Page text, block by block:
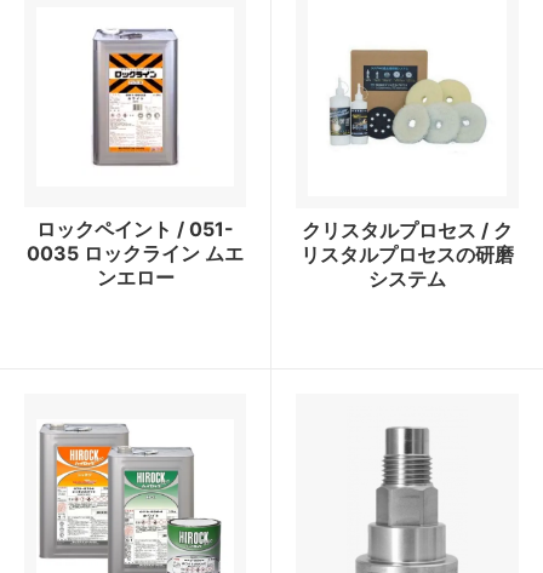
ロックペイント / 051-
0035 ロックライン ムエ
ンエロー
クリスタルプロセス / ク
リスタルプロセスの研磨
システム